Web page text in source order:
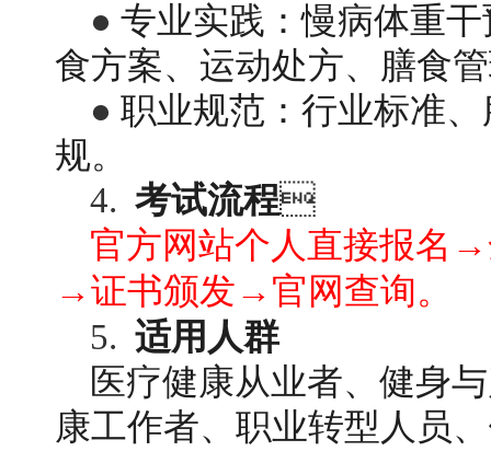
● 专业实践：慢病体重
食方案、运动处方、膳食
● 职业规范：行业标准
规。
4. 考试流程
官方网站个人直接报名
→证书颁发→官网查询。
5. 适用人群
医疗健康从业者、健身
康工作者、职业转型人员